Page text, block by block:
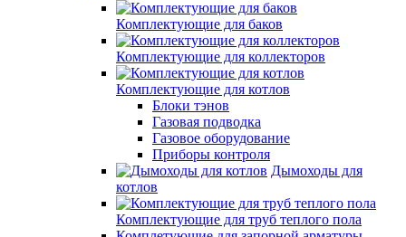
Комплектующие для баков
Комплектующие для коллекторов
Комплектующие для котлов
Блоки тэнов
Газовая подводка
Газовое оборудование
Приборы контроля
Дымоходы для
котлов
Комплектующие для труб теплого пола